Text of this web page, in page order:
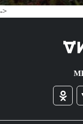
->